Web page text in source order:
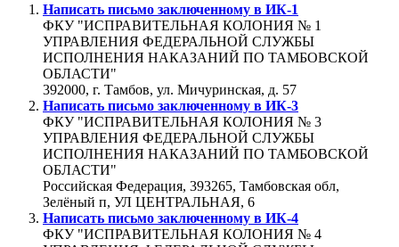
Написать письмо заключенному в ИК-1
ФКУ "ИСПРАВИТЕЛЬНАЯ КОЛОНИЯ № 1
УПРАВЛЕНИЯ ФЕДЕРАЛЬНОЙ СЛУЖБЫ
ИСПОЛНЕНИЯ НАКАЗАНИЙ ПО ТАМБОВСКОЙ
ОБЛАСТИ"
392000, г. Тамбов, ул. Мичуринская, д. 57
Написать письмо заключенному в ИК-3
ФКУ "ИСПРАВИТЕЛЬНАЯ КОЛОНИЯ № 3
УПРАВЛЕНИЯ ФЕДЕРАЛЬНОЙ СЛУЖБЫ
ИСПОЛНЕНИЯ НАКАЗАНИЙ ПО ТАМБОВСКОЙ
ОБЛАСТИ"
Российская Федерация, 393265, Тамбовская обл,
Зелёный п, УЛ ЦЕНТРАЛЬНАЯ, 6
Написать письмо заключенному в ИК-4
ФКУ "ИСПРАВИТЕЛЬНАЯ КОЛОНИЯ № 4